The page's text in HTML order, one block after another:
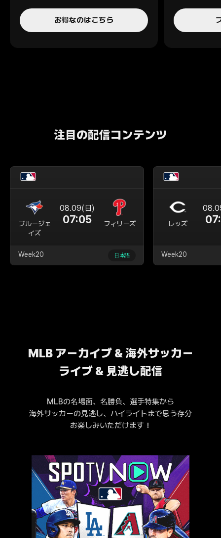
お得なのはこちら
注目の配信コンテンツ
ブルージェ
イズ
08.09(日)
07:05 フィリーズ
Week20 日本語
レッズ
Week20
MLB アーカイブ & 海外サッカー
ライブ & 見逃し配信
MLBの名場面、名勝負、選手特集から
海外サッカーの見逃し、ハイライトまで思う存分
お楽しみいただけます！